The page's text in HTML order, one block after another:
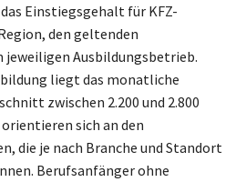
Einstiegsgehalt für KFZ-
den geltenden
jeweiligen Ausbildungsbetrieb.
liegt das monatliche
zwischen 2.200 und 2.800
sich an den
die je nach Branche und Standort
Berufsanfänger ohne